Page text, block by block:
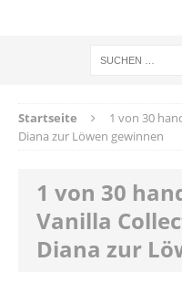
Startseite
1 von 30
Diana zur Löwen gewinnen
1 von 30
Vanilla
Diana zur